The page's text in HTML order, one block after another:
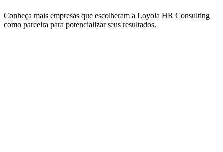
Conheça mais empresas que escolheram a Loyola HR Consulting
como parceira para potencializar seus resultados.